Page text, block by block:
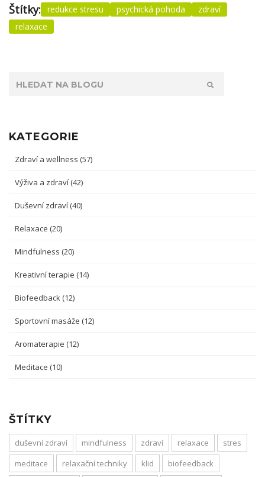
Štítky: redukce stresu psychická pohoda
zdraví
relaxace
KATEGORIE
Zdraví a wellness (57)
Výživa a zdraví (42)
Duševní zdraví (40)
Relaxace (20)
Mindfulness (20)
Kreativní terapie (14)
Biofeedback (12)
Sportovní masáže (12)
Aromaterapie (12)
Meditace (10)
ŠTÍTKY
duševní zdraví mindfulness zdraví relaxace
stres
meditace
relaxační techniky klid
biofeedback